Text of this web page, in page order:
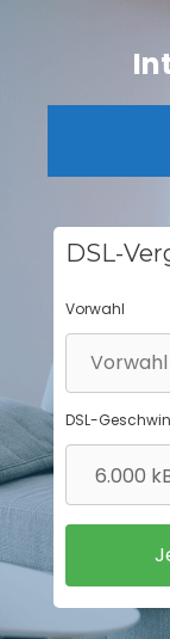
DSL-
Vorwahl
DSL-